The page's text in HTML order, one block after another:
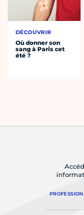
DÉCOUVRIR
Où donner son
sang à Paris cet
été ?